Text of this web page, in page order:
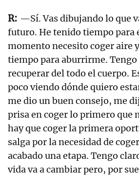
—Sí. Vas dibujando lo que
futuro. He tenido tiempo para
momento necesito coger aire
tiempo para aburrirme. Tengo
recuperar del todo el cuerpo.
poco viendo dónde quiero
me dio un buen consejo, me
prisa en coger lo primero que
hay que coger la primera
salga por la necesidad de
acabado una etapa. Tengo
vida va a cambiar pero, por